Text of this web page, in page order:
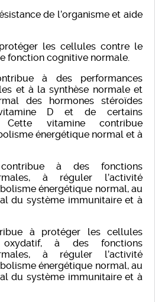
de l’organisme et aide
les cellules contre le
fonction cognitive normale.
à des performances
et à la synthèse normale et
des hormones stéroïdes
D et de certains
Cette vitamine contribue
énergétique normal et à
à des fonctions
à réguler l’activité
énergétique normal, au
du système immunitaire et à
à protéger les cellules
à des fonctions
à réguler l’activité
énergétique normal, au
du système immunitaire et à